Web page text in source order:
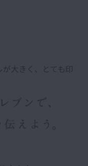
大きく、とても印